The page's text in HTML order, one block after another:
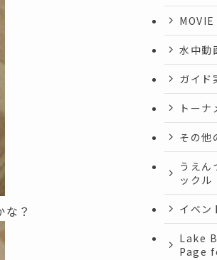
？
MOVIE
水中動
ガイド
トー
その他
うえん
ックル
イベン
Lake
Page